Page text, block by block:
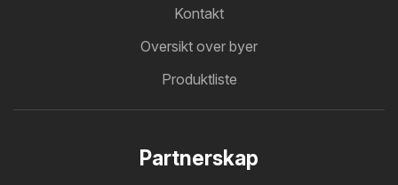
Kontakt
Oversikt over byer
Produktliste
Partnerskap